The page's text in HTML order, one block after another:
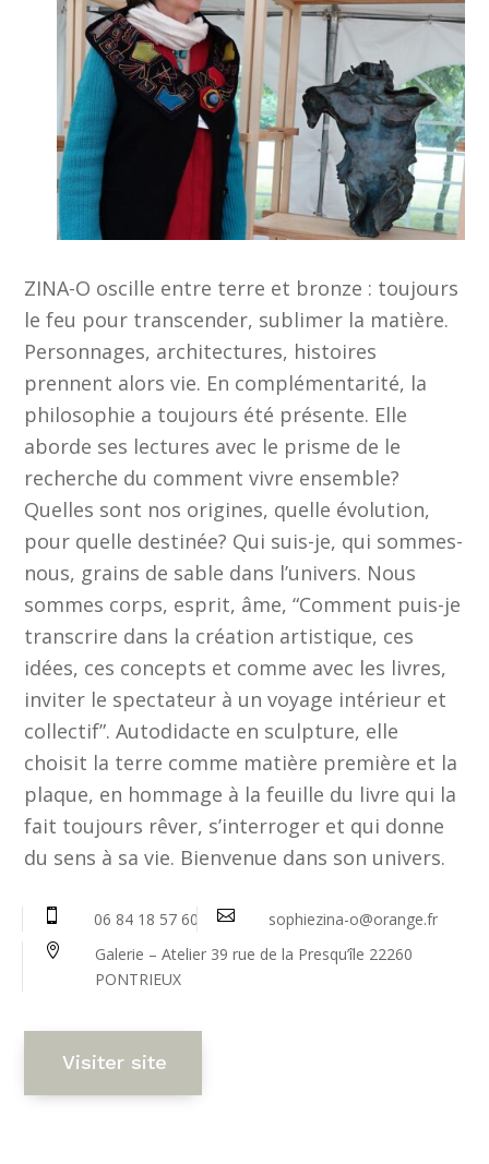
ZINA-O oscille entre terre et bronze : toujours
le feu pour transcender, sublimer la matière.
Personnages, architectures, histoires
prennent alors vie. En complémentarité, la
philosophie a toujours été présente. Elle
aborde ses lectures avec le prisme de le
recherche du comment vivre ensemble?
Quelles sont nos origines, quelle évolution,
pour quelle destinée? Qui suis-je, qui sommes-
nous, grains de sable dans l’univers. Nous
sommes corps, esprit, âme, “Comment puis-je
transcrire dans la création artistique, ces
idées, ces concepts et comme avec les livres,
inviter le spectateur à un voyage intérieur et
collectif”. Autodidacte en sculpture, elle
choisit la terre comme matière première et la
plaque, en hommage à la feuille du livre qui la
fait toujours rêver, s’interroger et qui donne
du sens à sa vie. Bienvenue dans son univers.
 06 84 18 57 60  sophiezina-o@orange.fr

Galerie – Atelier 39 rue de la Presqu’île 22260
PONTRIEUX
Visiter site